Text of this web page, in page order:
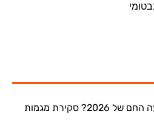
למה בטומי היא יעד ההשקעה החם של 2026? סקירת מגמות